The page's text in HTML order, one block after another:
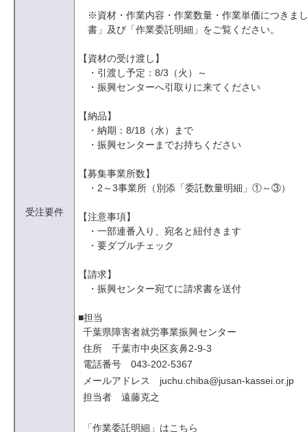
受注要件
※資材・作業内容・作業数量・作業単価につきま
書」及び「作業委託明細」をご覧ください。
【資材の受け渡し】
・引渡し予定：8/3（火）～
・振興センターへ引取りに来てください
【納品】
・納期：8/18（水）まで
・振興センターまでお持ちください
【募集事業所数】
・2～3事業所（別添「委託数量明細」①～③）
【注意事項】
・一部連番入り、宛名と紐付きます
・要ダブルチェック
【請求】
・振興センター宛てに請求書を送付
■担当
千葉県障害者就労事業振興センター
住所 千葉市中央区亥鼻2-9-3
電話番号 043-202-5367
メールアドレス juchu.chiba@jusan-kassei.or.jp
担当者 遠藤克之
「作業委託明細」はこちら